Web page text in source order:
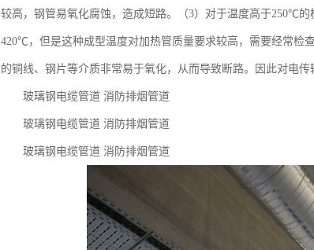
较高，钢管易氧化腐蚀，造成短路。（3）对于温度高于250℃
420℃，但是这种成型温度对加热管质量要求较高，需要经常检
的铜线、钢片等介质非常易于氧化，从而导致断路。因此对电
玻璃钢电缆管道 消防排烟管道
玻璃钢电缆管道 消防排烟管道
玻璃钢电缆管道 消防排烟管道